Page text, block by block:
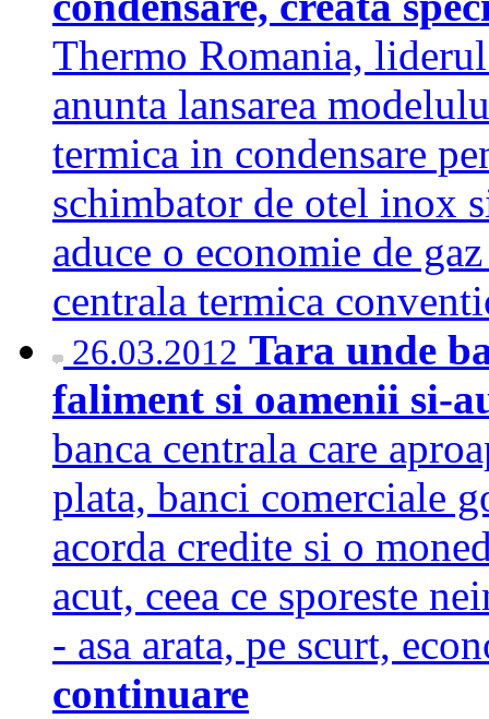
Thermo Romania,
anunta lansarea
termica in condensare
schimbator de otel inox
aduce o economie de
centrala termica
26.03.2012 Tara unde
faliment si oamenii si-
banca centrala care
plata, banci comerciale
acorda credite si o
acut, ceea ce sporeste
- asa arata, pe scurt,
continuare